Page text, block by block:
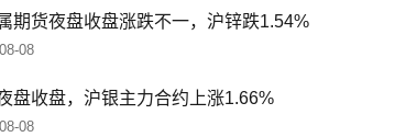
期货夜盘收盘涨跌不一，沪锌跌1.54%
08
盘收盘，沪银主力合约上涨1.66%
08